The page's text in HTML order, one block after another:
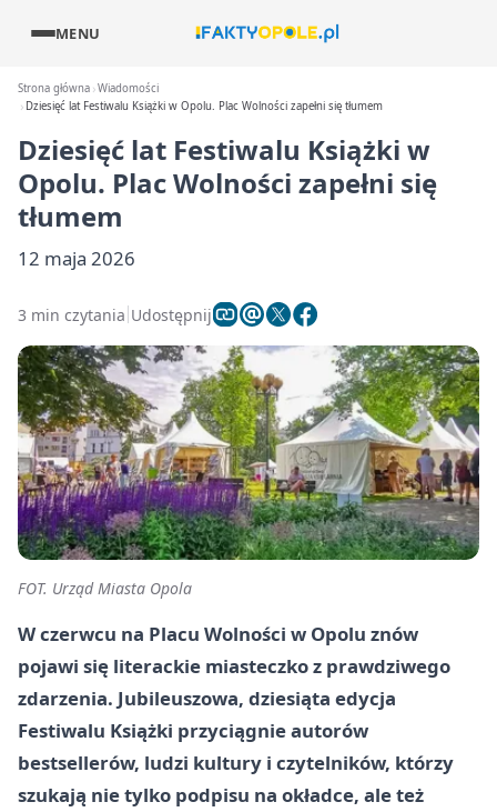
MENU
Strona główna Wiadomości
Dziesięć lat Festiwalu Książki w Opolu. Plac Wolności zapełni się tłumem
Dziesięć lat Festiwalu Książki w
Opolu. Plac Wolności zapełni się
tłumem
12 maja 2026
3 min czytania Udostępnij
FOT. Urząd Miasta Opola
W czerwcu na Placu Wolności w Opolu znów
pojawi się literackie miasteczko z prawdziwego
zdarzenia. Jubileuszowa, dziesiąta edycja
Festiwalu Książki przyciągnie autorów
bestsellerów, ludzi kultury i czytelników, którzy
szukają nie tylko podpisu na okładce, ale też